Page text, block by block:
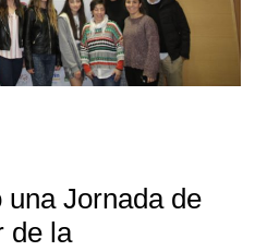
Jornada de
de la